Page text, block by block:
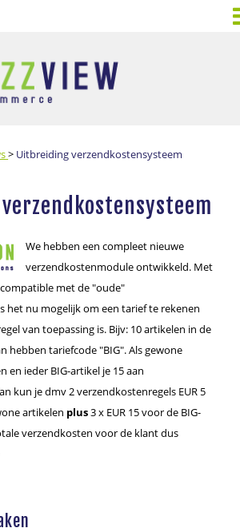
> Uitbreiding verzendkostensysteem
We hebben een compleet nieuwe
verzendkostenmodule ontwikkeld. Met
met de "oude"
het nu mogelijk om een tarief te rekenen
van toepassing is. Bijv: 10 artikelen in de
hebben tariefcode "BIG". Als gewone
en ieder BIG-artikel je 15 aan
kun je dmv 2 verzendkostenregels EUR 5
artikelen plus3 x EUR 15 voor de BIG-
verzendkosten voor de klant dus